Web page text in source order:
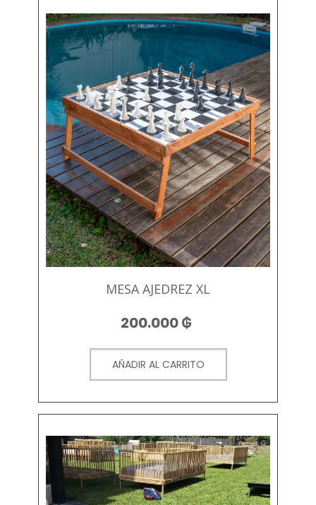
MESA AJEDREZ XL
200.000₲
AÑADIR AL CARRITO